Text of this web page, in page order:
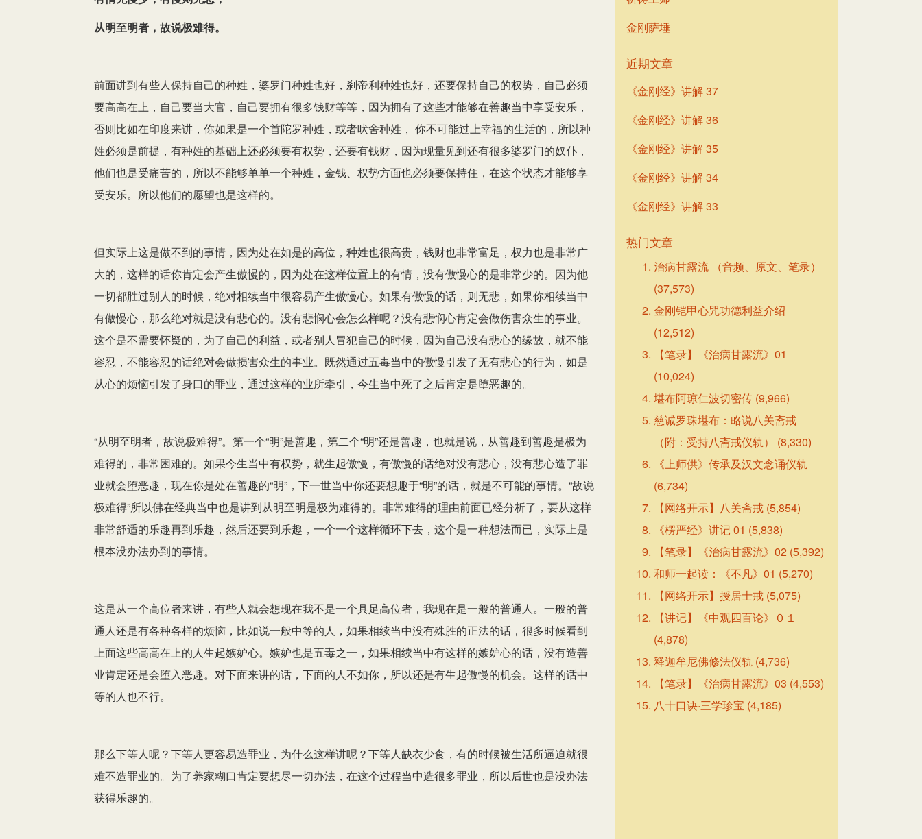
从明至明者，故说极难得。
前面讲到有些人保持自己的种姓，婆罗门种姓也好，刹帝利种姓也好，还要保持自己的权势，自己必须
要高高在上，自己要当大官，自己要拥有很多钱财等等，因为拥有了这些才能够在善趣当中享受安乐，
否则比如在印度来讲，你如果是一个首陀罗种姓，或者吠舍种姓， 你不可能过上幸福的生活的，所以种
姓必须是前提，有种姓的基础上还必须要有权势，还要有钱财，因为现量见到还有很多婆罗门的奴仆，
他们也是受痛苦的，所以不能够单单一个种姓，金钱、权势方面也必须要保持住，在这个状态才能够享
受安乐。所以他们的愿望也是这样的。
但实际上这是做不到的事情，因为处在如是的高位，种姓也很高贵，钱财也非常富足，权力也是非常广
大的，这样的话你肯定会产生傲慢的，因为处在这样位置上的有情，没有傲慢心的是非常少的。因为他
一切都胜过别人的时候，绝对相续当中很容易产生傲慢心。如果有傲慢的话，则无悲，如果你相续当中
有傲慢心，那么绝对就是没有悲心的。没有悲悯心会怎么样呢？没有悲悯心肯定会做伤害众生的事业。
这个是不需要怀疑的，为了自己的利益，或者别人冒犯自己的时候，因为自己没有悲心的缘故，就不能
容忍，不能容忍的话绝对会做损害众生的事业。既然通过五毒当中的傲慢引发了无有悲心的行为，如是
从心的烦恼引发了身口的罪业，通过这样的业所牵引，今生当中死了之后肯定是堕恶趣的。
“从明至明者，故说极难得”。第一个“明”是善趣，第二个“明”还是善趣，也就是说，从善趣到善趣是极为
难得的，非常困难的。如果今生当中有权势，就生起傲慢，有傲慢的话绝对没有悲心，没有悲心造了罪
业就会堕恶趣，现在你是处在善趣的“明”，下一世当中你还要想趣于“明”的话，就是不可能的事情。“故说
极难得”所以佛在经典当中也是讲到从明至明是极为难得的。非常难得的理由前面已经分析了，要从这样
非常舒适的乐趣再到乐趣，然后还要到乐趣，一个一个这样循环下去，这个是一种想法而已，实际上是
根本没办法办到的事情。
这是从一个高位者来讲，有些人就会想现在我不是一个具足高位者，我现在是一般的普通人。一般的普
通人还是有各种各样的烦恼，比如说一般中等的人，如果相续当中没有殊胜的正法的话，很多时候看到
上面这些高高在上的人生起嫉妒心。嫉妒也是五毒之一，如果相续当中有这样的嫉妒心的话，没有造善
业肯定还是会堕入恶趣。对下面来讲的话，下面的人不如你，所以还是有生起傲慢的机会。这样的话中
等的人也不行。
那么下等人呢？下等人更容易造罪业，为什么这样讲呢？下等人缺衣少食，有的时候被生活所逼迫就很
难不造罪业的。为了养家糊口肯定要想尽一切办法，在这个过程当中造很多罪业，所以后世也是没办法
获得乐趣的。
金刚萨埵
近期文章
《金刚经》讲解 37
《金刚经》讲解 36
《金刚经》讲解 35
《金刚经》讲解 34
《金刚经》讲解 33
热门文章
治病甘露流 （音频、原文、笔录）
(37,573)
金刚铠甲心咒功德利益介绍
(12,512)
【笔录】《治病甘露流》01
(10,024)
堪布阿琼仁波切密传 (9,966)
慈诚罗珠堪布：略说八关斋戒
（附：受持八斋戒仪轨）
(8,330)
《上师供》传承及汉文念诵仪轨
(6,734)
【网络开示】八关斋戒 (5,854)
《楞严经》讲记 01 (5,838)
【笔录】《治病甘露流》02 (5,392)
和师一起读：《不凡》01 (5,270)
【网络开示】授居士戒 (5,075)
【讲记】《中观四百论》０１
(4,878)
释迦牟尼佛修法仪轨 (4,736)
【笔录】《治病甘露流》03 (4,553)
八十口诀·三学珍宝 (4,185)